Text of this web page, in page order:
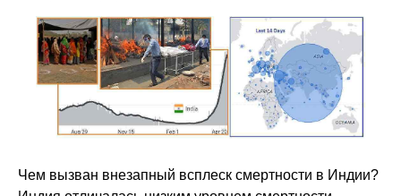
Чем вызван внезапный всплеск смертности в Индии?